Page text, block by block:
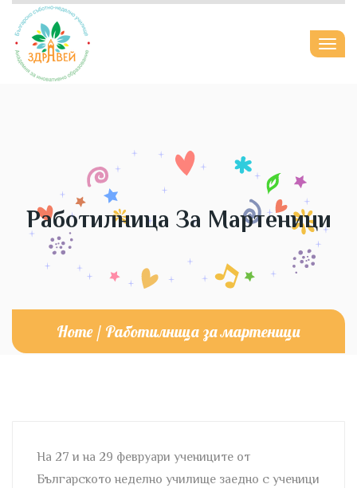
Работилница За Мартеници
Home / Работилница за мартеници
На 27 и на 29 февруари учениците от
Българското неделно училище заедно с ученици